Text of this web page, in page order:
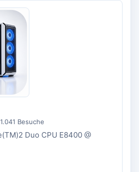
1.041 Besuche
Duo CPU E8400 @